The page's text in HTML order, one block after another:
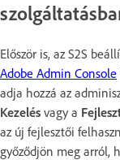
Először is, az S2S
Adobe Admin Console
adja hozzá az
Kezelés vagy a
az új fejlesztői
győződjön meg arról,